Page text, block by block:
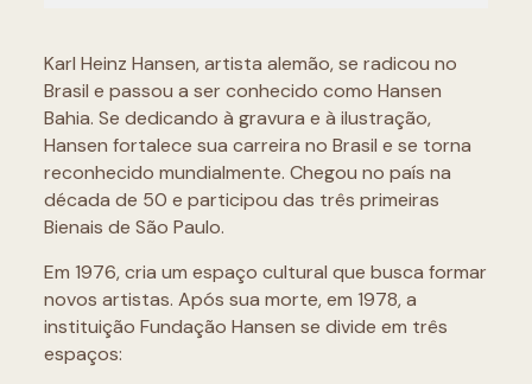
Karl Heinz Hansen, artista alemão, se radicou no
Brasil e passou a ser conhecido como Hansen
Bahia. Se dedicando à gravura e à ilustração,
Hansen fortalece sua carreira no Brasil e se torna
reconhecido mundialmente. Chegou no país na
década de 50 e participou das três primeiras
Bienais de São Paulo.
Em 1976, cria um espaço cultural que busca formar
novos artistas. Após sua morte, em 1978, a
instituição Fundação Hansen se divide em três
espaços: